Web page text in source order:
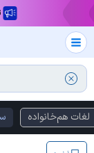
لغات هم‌خانواده